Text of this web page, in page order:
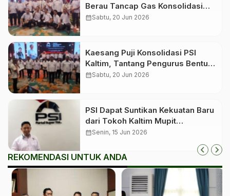
Berau Tancap Gas Konsolidasi
dan Rekrut Kader Muda Jelang
calendar_monthSabtu, 20 Jun 2026
Kaesang Puji Konsolidasi PSI
Kaltim, Tantang Pengurus Bentuk
Struktur hingga Tingkat Desa dan
calendar_monthSabtu, 20 Jun 2026
PSI Dapat Suntikan Kekuatan Baru
dari Tokoh Kaltim Mupit
Datusahlan
calendar_monthSenin, 15 Jun 2026
REKOMENDASI UNTUK ANDA